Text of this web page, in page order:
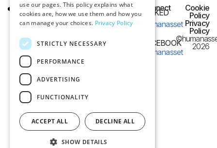
HQ OFFICE
Frangon 13,
54626 Thessaloniki,
Greece
e-mail:
Connect
LINKED
humanasset
FACEBOOK
humanasset
Cookie
Policy
Privacy
Policy
2026
use our pages. This policy explains what
cookies are, how we use them and how you
can manage your choices. Privacy Policy
STRICTLY NECESSARY
PERFORMANCE
ADVERTISING
FUNCTIONALITY
ACCEPT ALL DECLINE ALL
SHOW DETAILS